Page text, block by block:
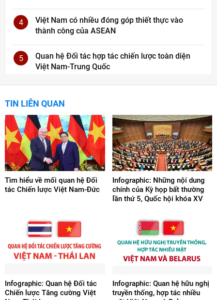
4
Việt Nam có nhiều đóng góp thiết thực vào
thành công của ASEAN
5
Quan hệ Đối tác hợp tác chiến lược toàn diện
Việt Nam-Trung Quốc
TIN LIÊN QUAN
Tìm hiểu về mối quan hệ Đối
tác Chiến lược Việt Nam-Đức
Infographic: Những nội dung
chính của Kỳ họp bất thường
lần thứ 5, Quốc hội khóa XV
Infographic: Quan hệ Đối tác
Chiến lược Tăng cường Việt
Infographic: Quan hệ hữu nghị
truyền thống, hợp tác nhiều